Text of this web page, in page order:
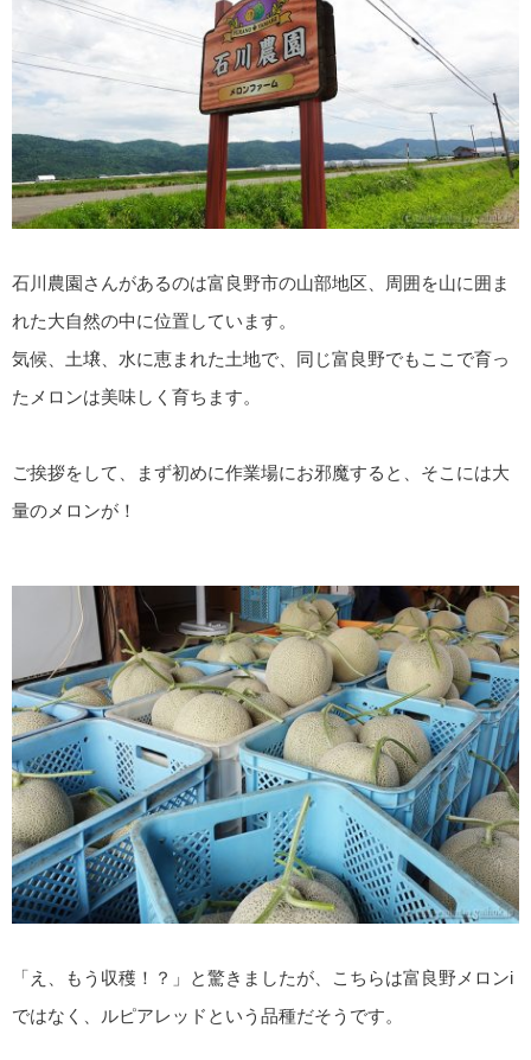
石川農園さんがあるのは富良野市の山部地区、周囲を山に囲ま
れた大自然の中に位置しています。
気候、土壌、水に恵まれた土地で、同じ富良野でもここで育っ
たメロンは美味しく育ちます。
ご挨拶をして、まず初めに作業場にお邪魔すると、そこには大
量のメロンが！
「え、もう収穫！？」と驚きましたが、こちらは富良野メロンi
ではなく、ルピアレッドという品種だそうです。